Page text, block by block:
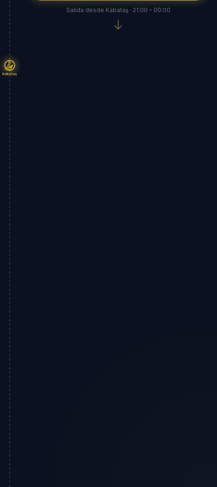
Kabataş
Salida desde Kabataş · 21:00 – 00:00